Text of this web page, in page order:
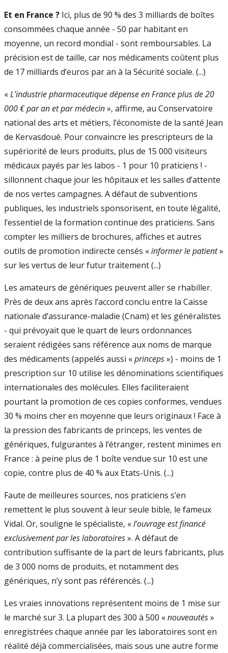
Et en France ? Ici, plus de 90 % des 3 milliards de boîtes
consommées chaque année - 50 par habitant en
moyenne, un record mondial - sont remboursables. La
précision est de taille, car nos médicaments coûtent plus
de 17 milliards d’euros par an à la Sécurité sociale. (...)
«L’industrie pharmaceutique dépense en France plus de 20
000 € par an et par médecin», affirme, au Conservatoire
national des arts et métiers, l’économiste de la santé Jean
de Kervasdoué. Pour convaincre les prescripteurs de la
supériorité de leurs produits, plus de 15 000 visiteurs
médicaux payés par les labos - 1 pour 10 praticiens ! -
sillonnent chaque jour les hôpitaux et les salles d’attente
de nos vertes campagnes. A défaut de subventions
publiques, les industriels sponsorisent, en toute légalité,
l’essentiel de la formation continue des praticiens. Sans
compter les milliers de brochures, affiches et autres
outils de promotion indirecte censés «informer le patient»
sur les vertus de leur futur traitement (...)
Les amateurs de génériques peuvent aller se rhabiller.
Près de deux ans après l’accord conclu entre la Caisse
nationale d’assurance-maladie (Cnam) et les généralistes
- qui prévoyait que le quart de leurs ordonnances
seraient rédigées sans référence aux noms de marque
des médicaments (appelés aussi «princeps») - moins de 1
prescription sur 10 utilise les dénominations scientifiques
internationales des molécules. Elles faciliteraient
pourtant la promotion de ces copies conformes, vendues
30 % moins cher en moyenne que leurs originaux ! Face à
la pression des fabricants de princeps, les ventes de
génériques, fulgurantes à l’étranger, restent minimes en
France : à peine plus de 1 boîte vendue sur 10 est une
copie, contre plus de 40 % aux Etats-Unis. (...)
Faute de meilleures sources, nos praticiens s’en
remettent le plus souvent à leur seule bible, le fameux
Vidal. Or, souligne le spécialiste, «l’ouvrage est financé
exclusivement par les laboratoires». A défaut de
contribution suffisante de la part de leurs fabricants, plus
de 3 000 noms de produits, et notamment des
génériques, n’y sont pas référencés. (...)
Les vraies innovations représentent moins de 1 mise sur
le marché sur 3. La plupart des 300 à 500 «nouveautés»
enregistrées chaque année par les laboratoires sont en
réalité déjà commercialisées, mais sous une autre forme